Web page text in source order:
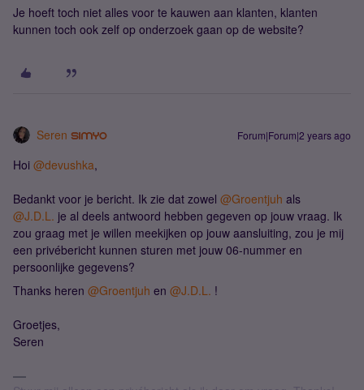
Je hoeft toch niet alles voor te kauwen aan klanten, klanten
kunnen toch ook zelf op onderzoek gaan op de website?
Seren Forum|Forum|2 years ago
Hoi @devushka,
Bedankt voor je bericht. Ik zie dat zowel @Groentjuh als
@J.D.L. je al deels antwoord hebben gegeven op jouw vraag. Ik
zou graag met je willen meekijken op jouw aansluiting, zou je mij
een privébericht kunnen sturen met jouw 06-nummer en
persoonlijke gegevens?
Thanks heren @Groentjuh en @J.D.L. !
Groetjes,
Seren